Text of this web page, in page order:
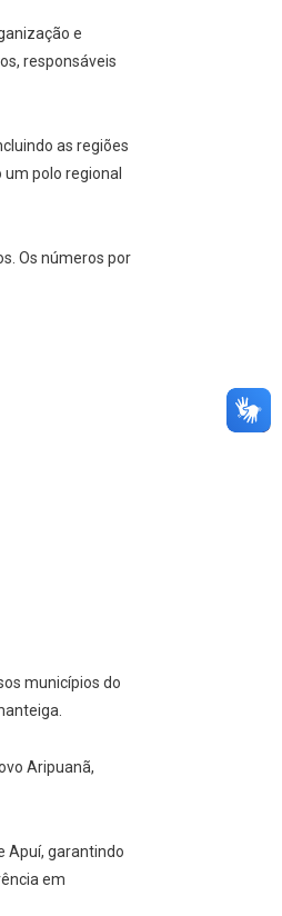
e
responsáveis
as regiões
polo regional
Os números por
municípios do
Aripuanã,
Apuí, garantindo
em